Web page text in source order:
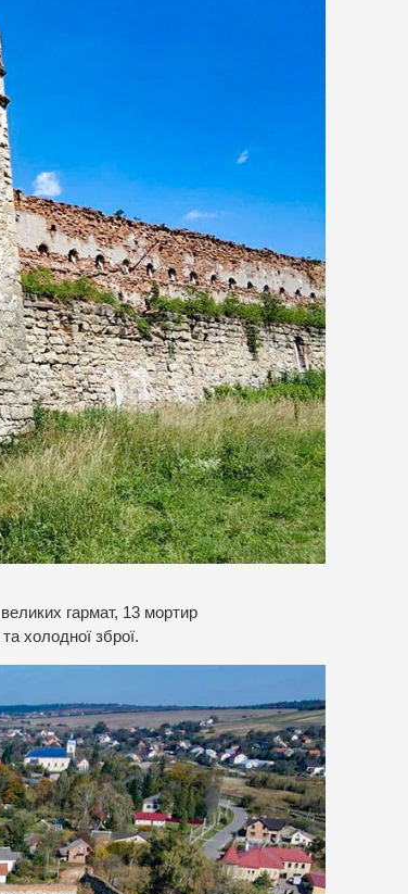
гармат, 13 мортир
холодної зброї.